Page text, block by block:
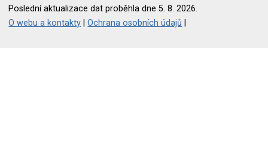
Poslední aktualizace dat proběhla dne 5. 8. 2026.
O webu a kontakty |Ochrana osobních údajů